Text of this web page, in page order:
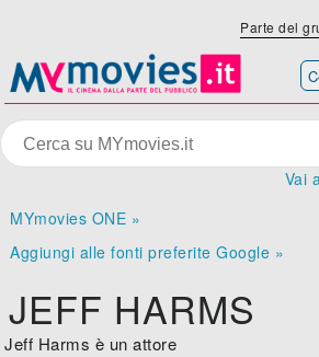
Parte del
Vai
MYmovies ONE »
Aggiungi alle fonti preferite Google »
JEFF HARMS
Jeff Harms è un attore